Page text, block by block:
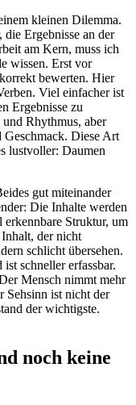
kleinen Dilemma.
Ergebnisse an der
am Kern, muss ich
wissen. Erst vor
bewerten. Hier
Viel einfacher ist
Ergebnisse zu
Rhythmus, aber
Diese Art
lustvoller: Daumen
gut miteinander
Die Inhalte werden
erkennbare Struktur, um
der nicht
schlicht übersehen.
schneller erfassbar.
Mensch nimmt mehr
Sehsinn ist nicht der
der wichtigste.
noch keine